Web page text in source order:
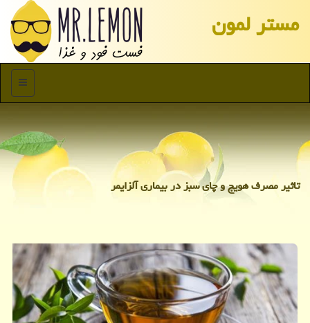
مستر لمون
منو
تاثیر مصرف هویج و چای سبز در بیماری آلزایمر